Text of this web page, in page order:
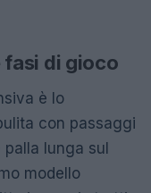
fasi di gioco
è lo
con passaggi
lunga sul
modello